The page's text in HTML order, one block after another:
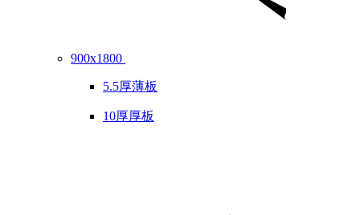
900x1800
5.5厚薄板
10厚厚板